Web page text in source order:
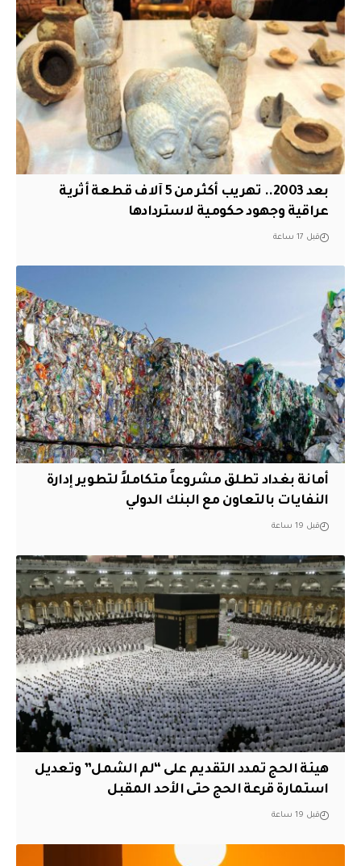
بعد 2003.. تهريب أكثر من 5 آلاف قطعة أثرية
عراقية وجهود حكومية لاستردادها
قبل 17 ساعة
أمانة بغداد تطلق مشروعاً متكاملاً لتطوير إدارة
النفايات بالتعاون مع البنك الدولي
قبل 19 ساعة
هيئة الحج تمدد التقديم على “لم الشمل” وتعديل
استمارة قرعة الحج حتى الأحد المقبل
قبل 19 ساعة